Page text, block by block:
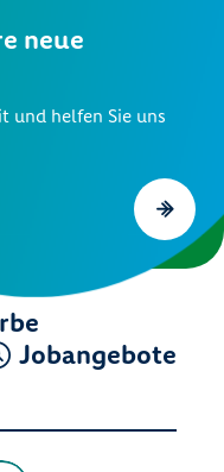
neue
und helfen Sie uns
Jobangebote